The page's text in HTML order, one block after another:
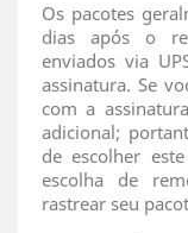
Os pacotes
dias após o
enviados via
assinatura. Se
com a
adicional;
de escolher
escolha de
rastrear seu